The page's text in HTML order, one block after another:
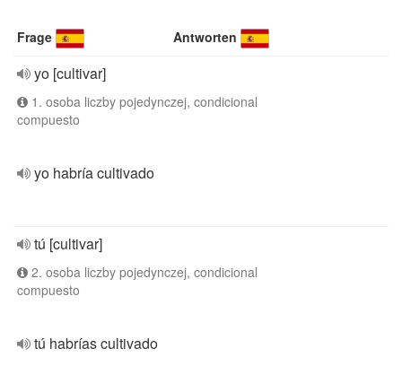
Frage Antworten
yo [cultivar]
1. osoba liczby pojedynczej, condicional
compuesto
yo habría cultivado
tú [cultivar]
2. osoba liczby pojedynczej, condicional
compuesto
tú habrías cultivado